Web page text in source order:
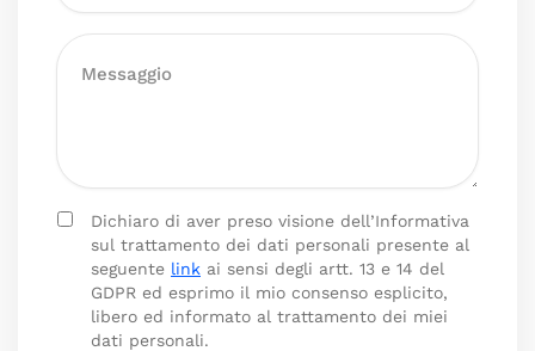
Dichiaro di aver preso visione dell’Informativa
sul trattamento dei dati personali presente al
seguente link ai sensi degli artt. 13 e 14 del
GDPR ed esprimo il mio consenso esplicito,
libero ed informato al trattamento dei miei
dati personali.